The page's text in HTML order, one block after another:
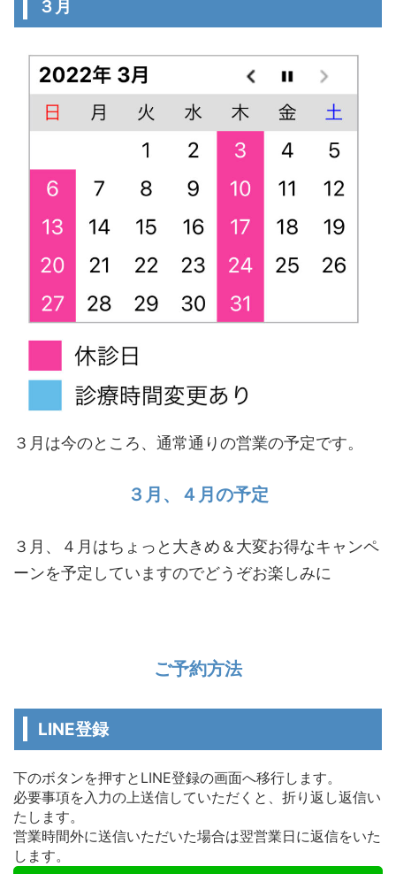
３月
３月は今のところ、通常通りの営業の予定です。
３月、４月の予定
３月、４月はちょっと大きめ＆大変お得なキャンペ
ーンを予定していますのでどうぞお楽しみに
ご予約方法
LINE登録
下のボタンを押すとLINE登録の画面へ移行します。
必要事項を入力の上送信していただくと、折り返し返信い
たします。
営業時間外に送信いただいた場合は翌営業日に返信をいた
します。